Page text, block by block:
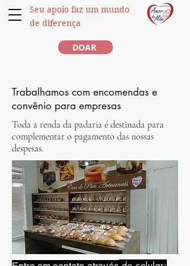
Seu apoio faz um mundo
de diferença
DOAR
Trabalhamos com encomendas e
convênio para empresas
Toda a renda da padaria é destinada para
complementar o pagamento das nossas
despesas.